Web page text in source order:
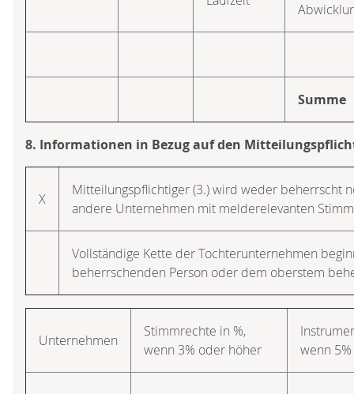
Summe
8. Informationen in Bezug auf den
X
Mitteilungspflichtiger (3.) wird weder beherrscht
andere Unternehmen mit melderelevanten
Vollständige Kette der Tochterunternehmen
beherrschenden Person oder dem oberstem
Unternehmen
Stimmrechte in %,
wenn 3% oder höher
wenn